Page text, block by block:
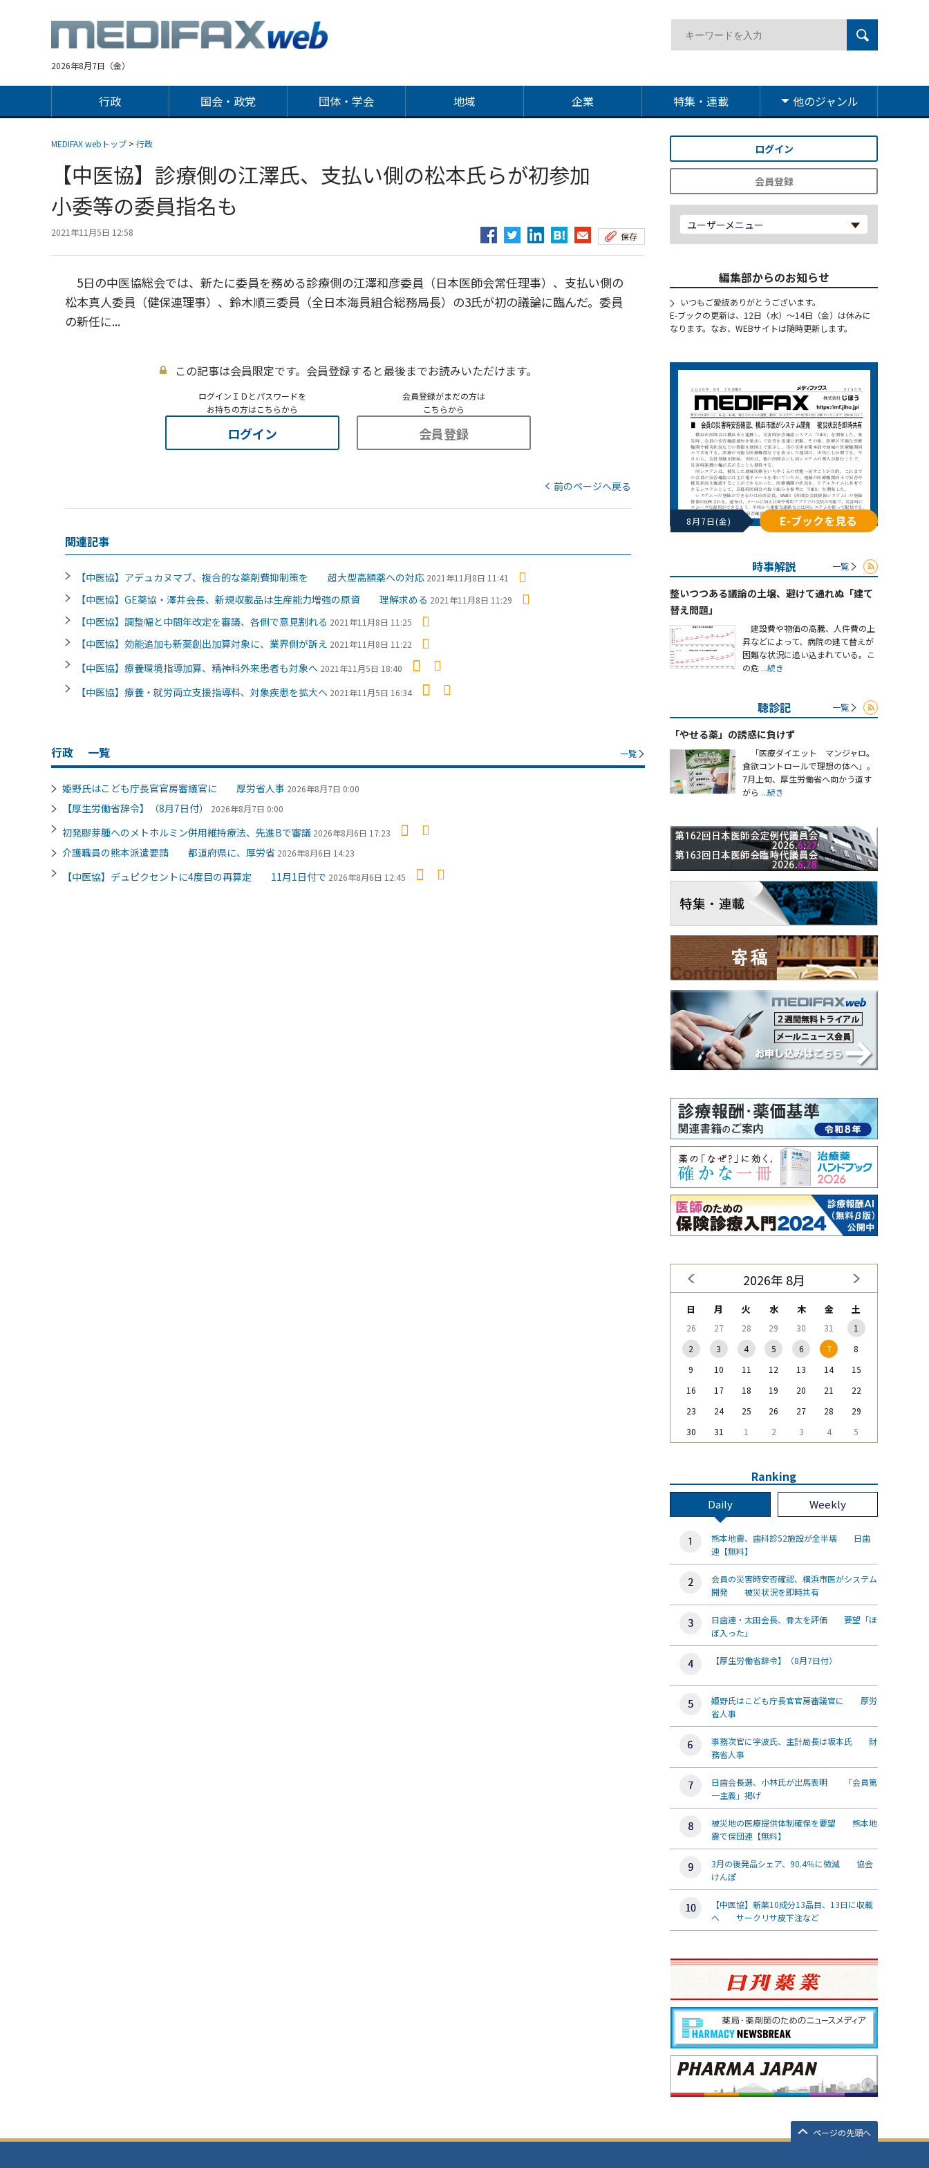
2026年8月7日（金）
行政 国会・政党 団体・学会 地域 企業 特集・連載 他のジャンル
MEDIFAX webトップ > 行政
【中医協】診療側の江澤氏、支払い側の松本氏らが初参加
小委等の委員指名も
2021年11月5日 12:58 保存
5日の中医協総会では、新たに委員を務める診療側の江澤和彦委員（日本医師会常任理事）、支払い側の
松本真人委員（健保連理事）、鈴木順三委員（全日本海員組合総務局長）の3氏が初の議論に臨んだ。委員
の新任に...
この記事は会員限定です。会員登録すると最後までお読みいただけます。
ログインＩＤとパスワードを
お持ちの方はこちらから
ログイン
会員登録がまだの方は
こちらから
会員登録
前のページへ戻る
関連記事
【中医協】アデュカヌマブ、複合的な薬剤費抑制策を 超大型高額薬への対応 2021年11月8日 11:41
【中医協】GE薬協・澤井会長、新規収載品は生産能力増強の原資 理解求める 2021年11月8日 11:29
【中医協】調整幅と中間年改定を審議、各側で意見割れる 2021年11月8日 11:25
【中医協】効能追加も新薬創出加算対象に、業界側が訴え 2021年11月8日 11:22
【中医協】療養環境指導加算、精神科外来患者も対象へ 2021年11月5日 18:40
【中医協】療養・就労両立支援指導料、対象疾患を拡大へ 2021年11月5日 16:34
行政 一覧 一覧
姫野氏はこども庁長官官房審議官に 厚労省人事 2026年8月7日 0:00
【厚生労働省辞令】（8月7日付） 2026年8月7日 0:00
初発膠芽腫へのメトホルミン併用維持療法、先進Bで審議 2026年8月6日 17:23
介護職員の熊本派遣要請 都道府県に、厚労省 2026年8月6日 14:23
【中医協】デュピクセントに4度目の再算定 11月1日付で 2026年8月6日 12:45
ログイン
会員登録
ユーザーメニュー
編集部からのお知らせ
いつもご愛読ありがとうございます。
E-ブックの更新は、12日（水）～14日（金）は休みに
なります。なお、WEBサイトは随時更新します。
8月7日(金) E-ブックを見る
時事解説 一覧
整いつつある議論の土壌、避けて通れぬ「建て
替え問題」
建設費や物価の高騰、人件費の上
昇などによって、病院の建て替えが
困難な状況に追い込まれている。こ
の危 ...続き
聴診記 一覧
「やせる薬」の誘惑に負けず
「医療ダイエット マンジャロ。
食欲コントロールで理想の体へ」。
7月上旬、厚生労働省へ向かう道す
がら ...続き
2026年 8月
日 月 火 水 木 金 土
26 27 28 29 30 31
1
2
3 4 5 6 7
8
9
10 11 12 13 14
15
16
17 18 19 20 21
22
23
24 25 26 27 28
29
30
31 1 2 3 4 5
Ranking
Daily Weekly
熊本地震、歯科診52施設が全半壊 日歯
連【無料】
会員の災害時安否確認、横浜市医がシステム
開発 被災状況を即時共有
日歯連・太田会長、骨太を評価 要望「ほ
ぼ入った」
【厚生労働省辞令】（8月7日付）
姫野氏はこども庁長官官房審議官に 厚労
省人事
事務次官に宇波氏、主計局長は坂本氏 財
務省人事
日歯会長選、小林氏が出馬表明 「会員第
一主義」掲げ
被災地の医療提供体制確保を要望 熊本地
震で保団連【無料】
3月の後発品シェア、90.4％に微減 協会
けんぽ
【中医協】新薬10成分13品目、13日に収載
へ サークリサ皮下注など
ページの先頭へ